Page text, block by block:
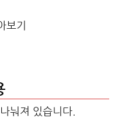
나눠져 있습니다.